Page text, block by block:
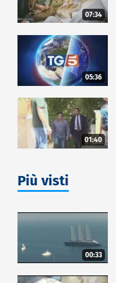
07:34
05:36
01:40
Più visti
00:33